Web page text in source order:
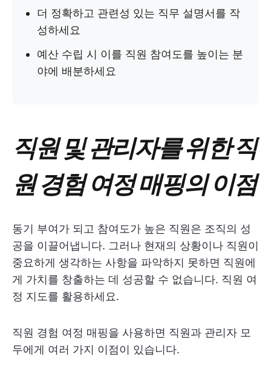
더 정확하고 관련성 있는 직무 설명서를 작
성하세요
예산 수립 시 이를 직원 참여도를 높이는 분
야에 배분하세요
직원 및 관리자를 위한 직
원 경험 여정 매핑의 이점
동기 부여가 되고 참여도가 높은 직원은 조직의 성
공을 이끌어냅니다. 그러나 현재의 상황이나 직원이
중요하게 생각하는 사항을 파악하지 못하면 직원에
게 가치를 창출하는 데 성공할 수 없습니다. 직원 여
정 지도를 활용하세요.
직원 경험 여정 매핑을 사용하면 직원과 관리자 모
두에게 여러 가지 이점이 있습니다.